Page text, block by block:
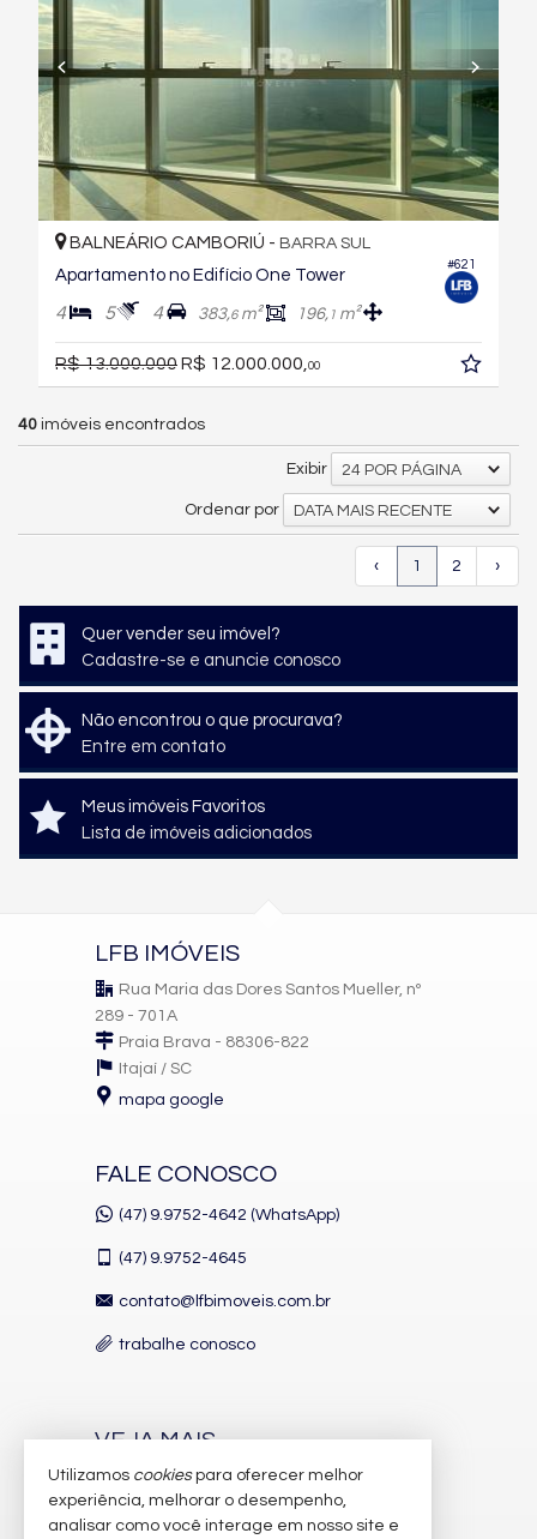
#621
BALNEÁRIO CAMBORIÚ - BARRA SUL
Apartamento no Edifício One Tower
4 5 4 383,6m² 196, 1 m²
R$ 13.000.000R$ 12.000.000, 00
40 imóveis encontrados
Exibir 24 POR PÁGINA
Ordenar por DATA MAIS RECENTE
‹ 1 2 ›
Quer vender seu imóvel?
Cadastre-se e anuncie conosco
Não encontrou o que procurava?
Entre em contato
Meus imóveis Favoritos
Lista de imóveis adicionados
LFB IMÓVEIS
Rua Maria das Dores Santos Mueller, nº
289 - 701A
Praia Brava - 88306-822
Itajaí / SC
mapa google
FALE CONOSCO
(47) 9.9752-4642 (WhatsApp)
(47) 9.9752-4645
contato@lfbimoveis.com.br
trabalhe conosco
VEJA MAIS
receba nosso newsletter
indicadores financeiros
Utilizamos cookiespara oferecer melhor
experiência, melhorar o desempenho,
analisar como você interage em nosso site e